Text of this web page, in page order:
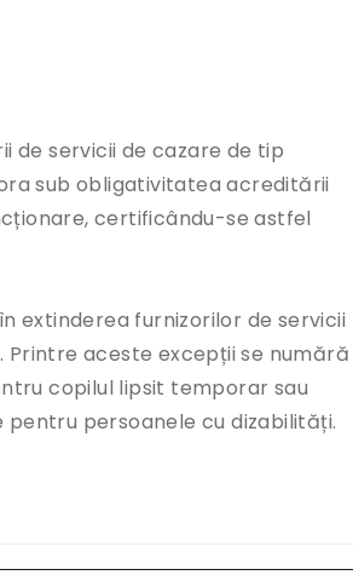
servicii de cazare de tip
sub obligativitatea acreditării
certificându-se astfel
extinderea furnizorilor de servicii
aceste excepții se numără
copilul lipsit temporar sau
persoanele cu dizabilități.